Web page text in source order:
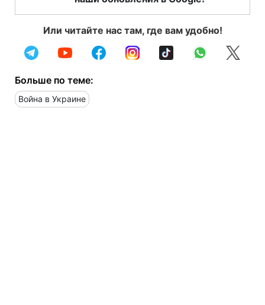
Или читайте нас там, где вам удобно!
Больше по теме:
Война в Украине